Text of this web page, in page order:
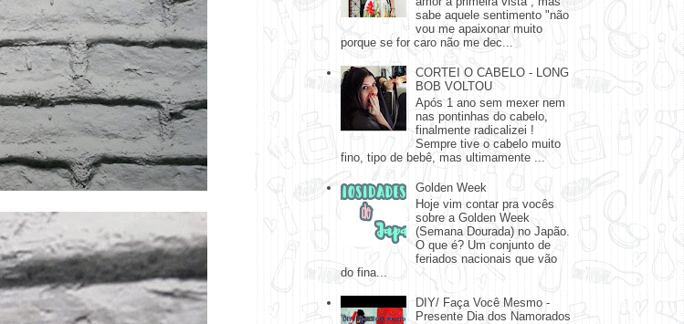
sabe aquele sentimento "não
vou me apaixonar muito
porque se for caro não me dec...
CORTEI O CABELO - LONG
BOB VOLTOU
Após 1 ano sem mexer nem
nas pontinhas do cabelo,
finalmente radicalizei !
Sempre tive o cabelo muito
fino, tipo de bebê, mas ultimamente ...
Golden Week
Hoje vim contar pra vocês
sobre a Golden Week
(Semana Dourada) no Japão.
O que é? Um conjunto de
feriados nacionais que vão
do fina...
DIY/ Faça Você Mesmo -
Presente Dia dos Namorados